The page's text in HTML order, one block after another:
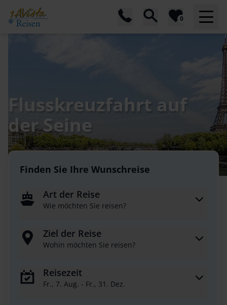
0
Flusskreuzfahrt auf
der Seine
Finden Sie Ihre Wunschreise
Art der Reise
Wie möchten Sie reisen?
Ziel der Reise
Wohin möchten Sie reisen?
Reisezeit
Fr., 7. Aug. - Fr., 31. Dez.